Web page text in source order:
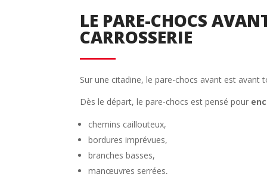
LE PARE-CHOCS
CARROSSERIE
Sur une citadine, le pare-chocs avant est avant
Dès le départ, le pare-chocs est pensé pour
chemins caillouteux,
bordures imprévues,
branches basses,
manœuvres serrées,